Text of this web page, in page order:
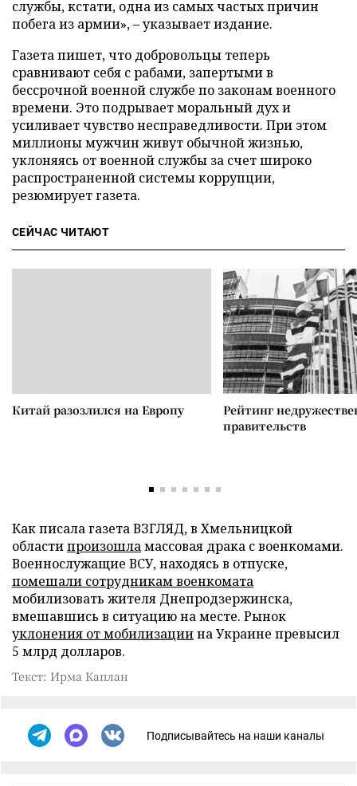
службы, кстати, одна из самых частых причин
побега из армии», – указывает издание.
Газета пишет, что добровольцы теперь
сравнивают себя с рабами, запертыми в
бессрочной военной службе по законам военного
времени. Это подрывает моральный дух и
усиливает чувство несправедливости. При этом
миллионы мужчин живут обычной жизнью,
уклоняясь от военной службы за счет широко
распространенной системы коррупции,
резюмирует газета.
СЕЙЧАС ЧИТАЮТ
Китай разозлился на Европу
Рейтинг
правительств
Как писала газета ВЗГЛЯД, в Хмельницкой
областипроизошламассовая драка с военкомами.
Военнослужащие ВСУ, находясь в отпуске,
помешали сотрудникам военкомата
мобилизовать жителя Днепродзержинска,
вмешавшись в ситуацию на месте. Рынок
уклонения от мобилизациина Украине превысил
5 млрд долларов.
Текст: Ирма Каплан
Подписывайтесь на наши каналы